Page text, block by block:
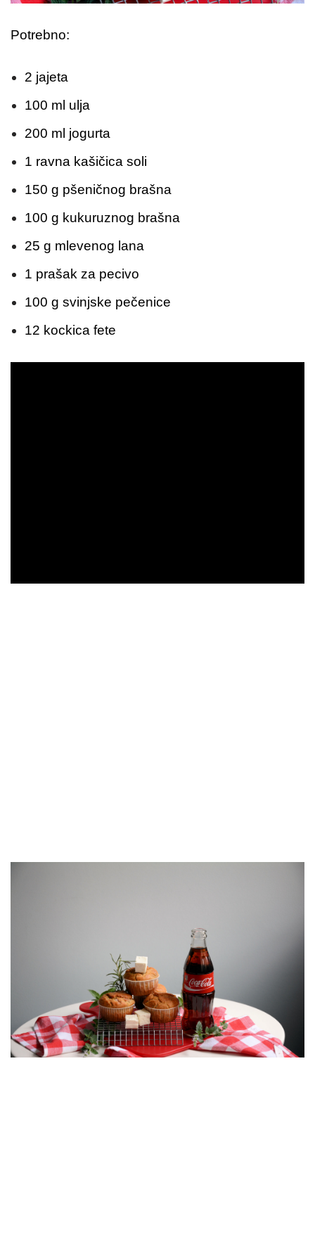
Potrebno:
2 jajeta
100 ml ulja
200 ml jogurta
1 ravna kašičica soli
150 g pšeničnog brašna
100 g kukuruznog brašna
25 g mlevenog lana
1 prašak za pecivo
100 g svinjske pečenice
12 kockica fete